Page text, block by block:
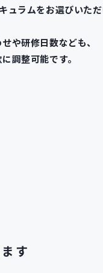
ラムをお選びいただ
や研修日数なども、
調整可能です。
す